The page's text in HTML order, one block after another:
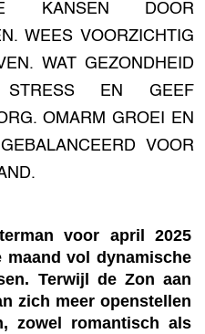
KANSEN DOOR
WEES VOORZICHTIG
WAT GEZONDHEID
STRESS EN GEEF
OMARM GROEI EN
VOOR
voor april 2025
vol dynamische
Terwijl de Zon aan
zich meer openstellen
zowel romantisch als